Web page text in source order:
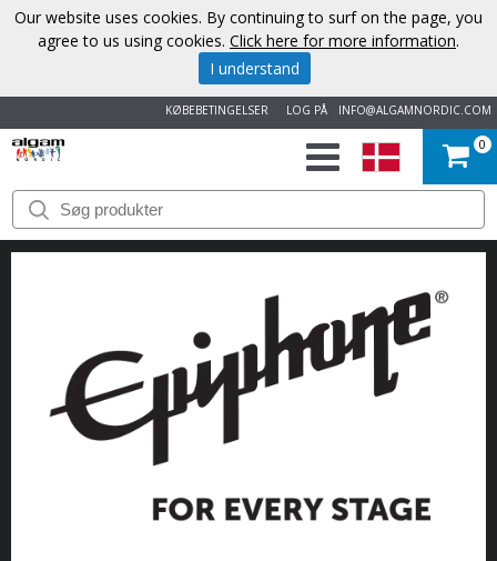
INFO@ALGAMNORDIC.COM
LOG PÅ
KØBEBETINGELSER
START
VAREMÆRKER
OM
OS
KONTAKT
0
Our website uses cookies. By continuing to surf on the page, you
agree to us using cookies. Click here for more information.
I understand